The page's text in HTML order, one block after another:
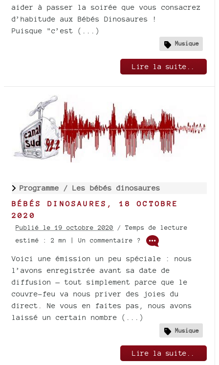
aider à passer la soirée que vous consacrez
d’habitude aux Bébés Dinosaures !
Puisque "c’est (...)
Musique
Lire la suite..
Programme / Les bébés dinosaures
BÉBÉS DINOSAURES, 18 OCTOBRE
2020
Publié le 19 octobre 2020 / Temps de lecture
estimé : 2 mn | Un commentaire ?
Voici une émission un peu spéciale : nous
l’avons enregistrée avant sa date de
diffusion — tout simplement parce que le
couvre-feu va nous priver des joies du
direct. Ne vous en faites pas, nous avons
laissé un certain nombre (...)
Musique
Lire la suite..